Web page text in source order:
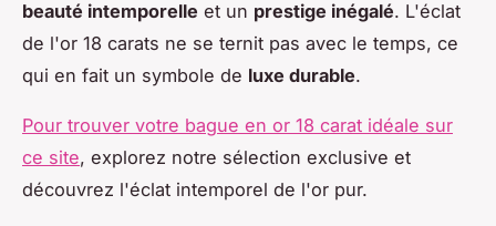
beauté intemporelle et un prestige inégalé. L'éclat
de l'or 18 carats ne se ternit pas avec le temps, ce
qui en fait un symbole de luxe durable.
Pour trouver votre bague en or 18 carat idéale sur
ce site, explorez notre sélection exclusive et
découvrez l'éclat intemporel de l'or pur.